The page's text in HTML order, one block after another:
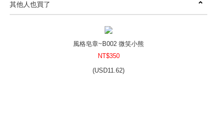
USD11.62)
其他人也買了
風格皂章~B002 微笑小熊
NT$350
(USD11.62)